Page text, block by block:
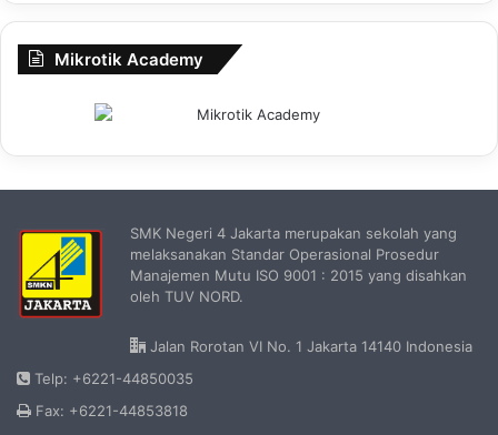
Mikrotik Academy
SMK Negeri 4 Jakarta merupakan sekolah yang
melaksanakan Standar Operasional Prosedur
Manajemen Mutu ISO 9001 : 2015 yang disahkan
oleh TUV NORD.
Jalan Rorotan VI No. 1 Jakarta 14140 Indonesia
Telp: +6221-44850035
Fax: +6221-44853818